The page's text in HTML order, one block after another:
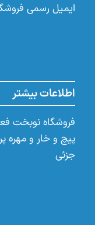
ایمیل رسمی
اطلاعات بیشتر
فروشگاه نوبخت
پیچ و خار و مهره
جزئی